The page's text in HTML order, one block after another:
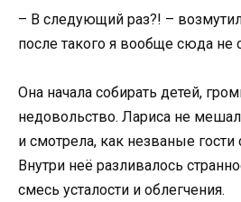
– В следующий раз?! –
после такого я вообще сюда не
Она начала собирать детей,
недовольство. Лариса не
и смотрела, как незваные гости
Внутри неё разливалось
смесь усталости и облегчения.